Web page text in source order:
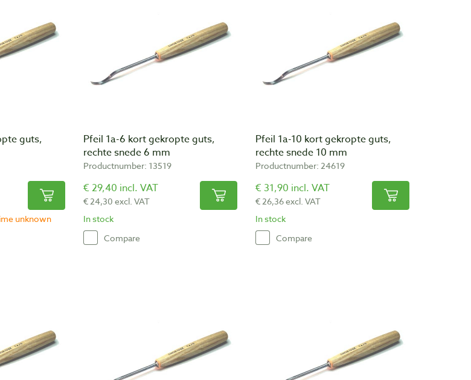
guts,
unknown
Pfeil 1a-6 kort gekropte guts,
rechte snede 6 mm
Productnumber: 13519
€ 29,40 incl. VAT
€ 24,30 excl. VAT
In stock
Compare
Pfeil 1a-10 kort gekropte guts,
rechte snede 10 mm
Productnumber: 24619
€ 31,90 incl. VAT
€ 26,36 excl. VAT
In stock
Compare